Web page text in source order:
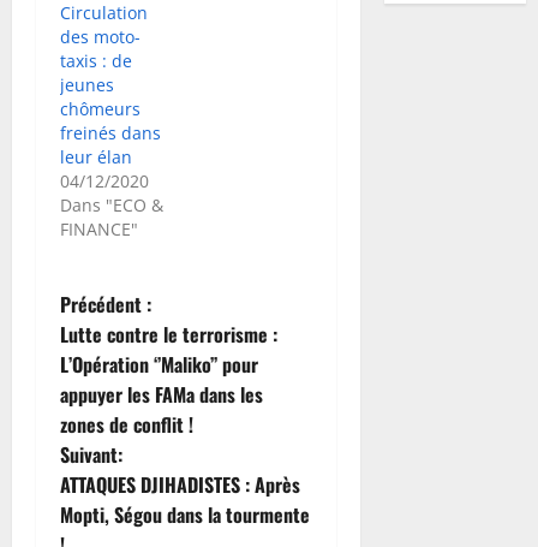
Circulation
des moto-
taxis : de
jeunes
chômeurs
freinés dans
leur élan
04/12/2020
Dans "ECO &
FINANCE"
N
a
v
i
g
Précédent :
Lutte contre le terrorisme :
L’Opération ‘’Maliko’’ pour
appuyer les FAMa dans les
zones de conflit !
Suivant:
ATTAQUES DJIHADISTES : Après
Mopti, Ségou dans la tourmente